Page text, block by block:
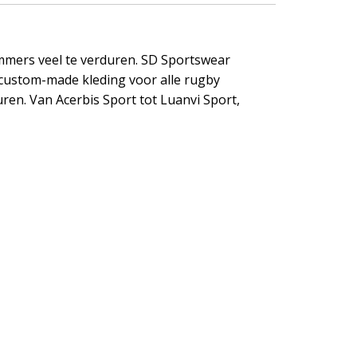
veel te verduren. SD Sportswear
made kleding voor alle rugby
Van Acerbis Sport tot Luanvi Sport,